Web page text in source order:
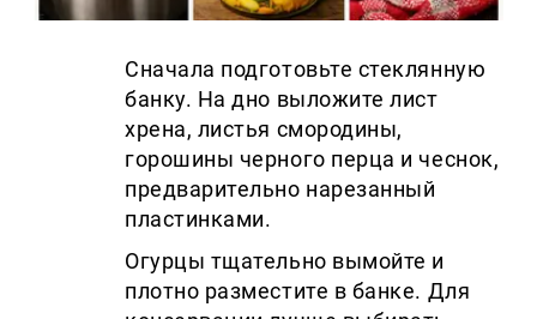
Сначала подготовьте стеклянную
банку. На дно выложите лист
хрена, листья смородины,
горошины черного перца и чеснок,
предварительно нарезанный
пластинками.
Огурцы тщательно вымойте и
плотно разместите в банке. Для